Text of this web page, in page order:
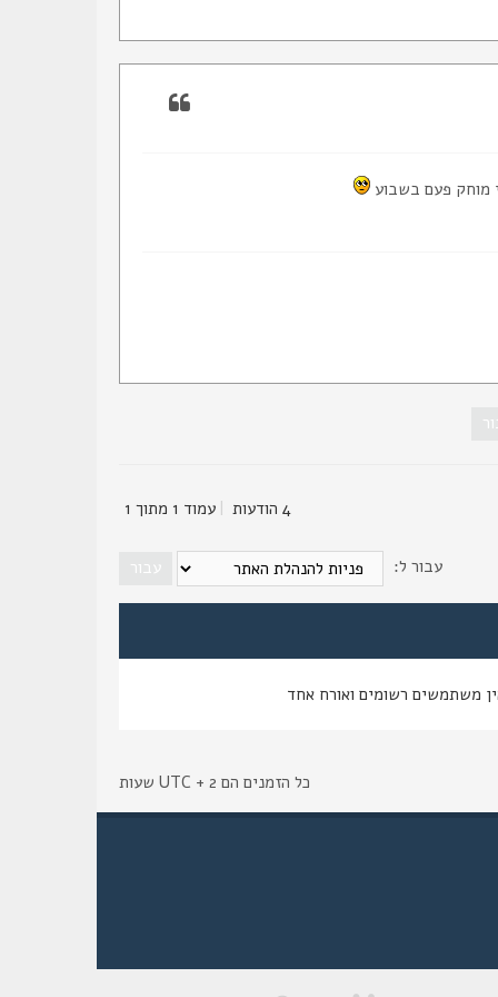
4 הודעות | עמוד 1 מתוך 1
עבור ל:
משתמשים רשומים ואורח אחד
כל הזמנים הם UTC + 2 שעות